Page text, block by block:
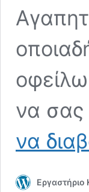
να
να
Εργαστήριο